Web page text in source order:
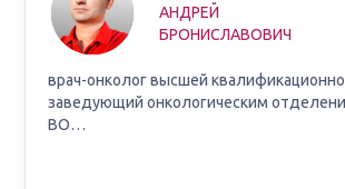
АНДРЕЙ
БРОНИСЛАВОВИЧ
врач-онколог высшей
заведующий онкологическим
ВО…